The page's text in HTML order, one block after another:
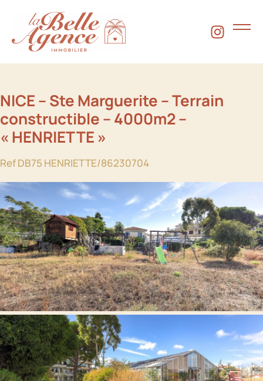
NICE – Ste Marguerite – Terrain
constructible – 4000m2 –
« HENRIETTE »
Ref DB75 HENRIETTE/86230704